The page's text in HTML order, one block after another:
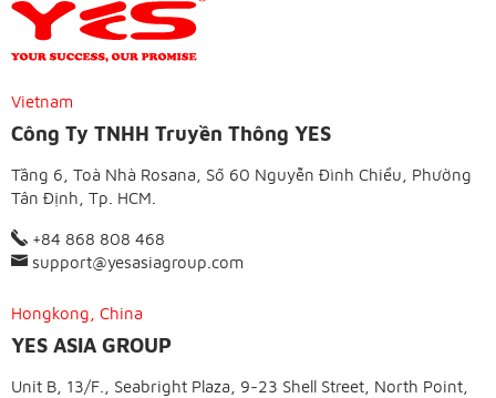
Vietnam
Công Ty TNHH Truyền Thông YES
Tầng 6, Toà Nhà Rosana, Số 60 Nguyễn Đình Chiểu, Phường
Tân Định, Tp. HCM.
+84 868 808 468
support@yesasiagroup.com
Hongkong, China
YES ASIA GROUP
Unit B, 13/F., Seabright Plaza, 9-23 Shell Street, North Point,